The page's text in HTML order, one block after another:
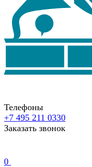
Телефоны
+7 495 211 0330
Заказать звонок
0